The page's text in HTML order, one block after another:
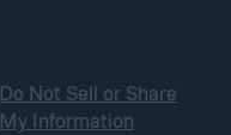
Do Not Sell or Share
My Information